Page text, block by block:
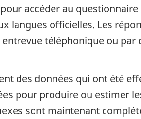
accéder au
langues officielles. Les
téléphonique ou
des données qui ont été
pour produire ou estimer
sont maintenant